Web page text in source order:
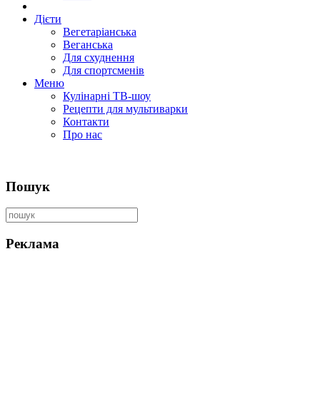
Дієти
Вегетаріанська
Веганська
Для схуднення
Для спортсменів
Меню
Кулінарні ТВ-шоу
Рецепти для мультиварки
Контакти
Про нас
Пошук
Реклама